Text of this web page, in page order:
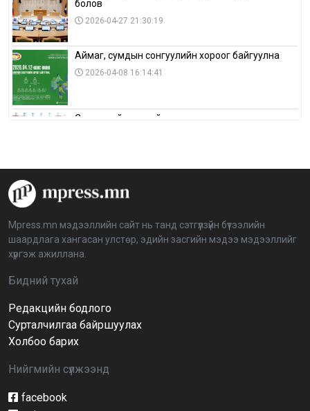
болов
2026-04-27 21:30:19
Аймаг, сумдын сонгуулийн хороог байгуулна
2026-04-08 16:14:41
Сонгуулийн хуулийн зөрчил, шалгах,
аймагт үргэлжилж байна
BTS-ийн тоглолтыг Netflix дэлхий даяар шууд
дамжуулна
Иргэдийн төлөөлөгчдийн хурлын 2026 оны
нөхөн сонгууль 6 дугаар сарын 21-нд болно
Д.Тэгшбаяр: НҮБ-ын тогтоол санаачилж,
Mpress.mn мэдээллийн сайт нь танд сэтгүүлзүйн бүтээлийн
шаардлага хангасан улстөр, эдийн засгийн мэдээ мэдээллийг
хүргэж ажиллана.
Бидний тухай
Редакцийн бодлого
Сурталчилгаа байршуулах
Холбоо барих
Нийгмийн сүлжээнд
facebook